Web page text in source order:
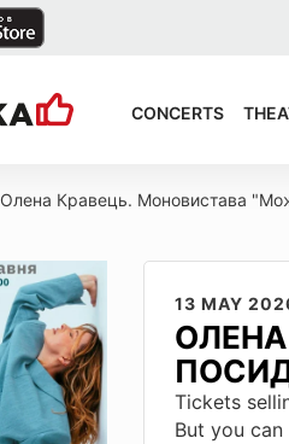
CONCERTS
Олена Кравець. Моновистава
13 MAY
Tickets
But you can